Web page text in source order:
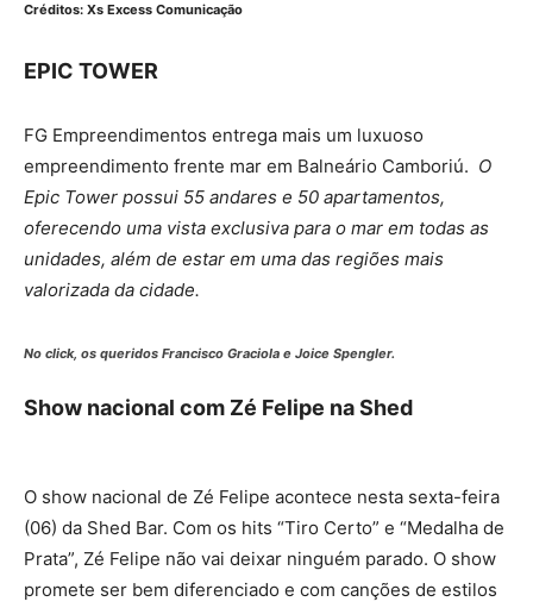
Créditos: Xs Excess Comunicação
EPIC TOWER
FG Empreendimentos entrega mais um luxuoso
empreendimento frente mar em Balneário Camboriú. O
Epic Tower possui 55 andares e 50 apartamentos,
oferecendo uma vista exclusiva para o mar em todas as
unidades, além de estar em uma das regiões mais
valorizada da cidade.
No click, os queridos Francisco Graciola e Joice Spengler.
Show nacional com Zé Felipe na Shed
O show nacional de Zé Felipe acontece nesta sexta-feira
(06) da Shed Bar. Com os hits “Tiro Certo” e “Medalha de
Prata”, Zé Felipe não vai deixar ninguém parado. O show
promete ser bem diferenciado e com canções de estilos